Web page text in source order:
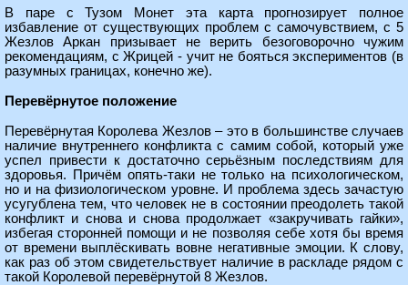
В паре с Тузом Монет эта карта прогнозирует полное
избавление от существующих проблем с самочувствием, с 5
Жезлов Аркан призывает не верить безоговорочно чужим
рекомендациям, с Жрицей - учит не бояться экспериментов (в
разумных границах, конечно же).
Перевёрнутое положение
Перевёрнутая Королева Жезлов – это в большинстве случаев
наличие внутреннего конфликта с самим собой, который уже
успел привести к достаточно серьёзным последствиям для
здоровья. Причём опять-таки не только на психологическом,
но и на физиологическом уровне. И проблема здесь зачастую
усугублена тем, что человек не в состоянии преодолеть такой
конфликт и снова и снова продолжает «закручивать гайки»,
избегая сторонней помощи и не позволяя себе хотя бы время
от времени выплёскивать вовне негативные эмоции. К слову,
как раз об этом свидетельствует наличие в раскладе рядом с
такой Королевой перевёрнутой 8 Жезлов.